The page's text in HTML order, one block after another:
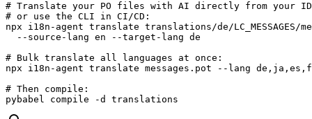
# Translate your PO files with AI directly from your
# or use the CLI in CI/CD:
npx i18n-agent translate translations/de/LC_MESSAGES/
  --source-lang en --target-lang de
# Bulk translate all languages at once:
npx i18n-agent translate messages.pot --lang
# Then compile:
pybabel compile -d translations